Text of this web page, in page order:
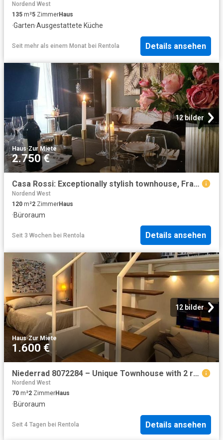
Nordend West
135 m²5 ZimmerHaus
·Garten·Ausgestattete Küche
Seit mehr als einem Monat bei Rentola Details ansehen
12 bilder
Haus·Zur Miete
2.750 €
Casa Rossi: Exceptionally stylish townhouse, Frankfurt Amsterdam Apartments for Rent
Nordend West
120 m²2 ZimmerHaus
·Büroraum
Seit 3 Wochen bei Rentola Details ansehen
12 bilder
Haus·Zur Miete
1.600 €
Niederrad 8072284 – Unique Townhouse with 2 rooms
Nordend West
70 m²2 ZimmerHaus
·Büroraum
Seit 4 Tagen bei Rentola Details ansehen